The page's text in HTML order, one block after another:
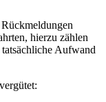
hierzu zählen
Aufwand